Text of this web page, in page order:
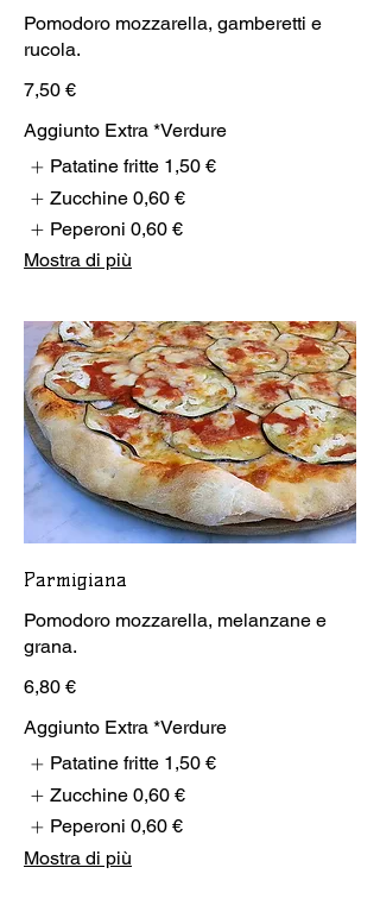
Pomodoro mozzarella, gamberetti e
rucola.
7,50 €
Aggiunto Extra *Verdure
Patatine fritte 1,50 €
Zucchine 0,60 €
Peperoni 0,60 €
Mostra di più
Parmigiana
Pomodoro mozzarella, melanzane e
grana.
6,80 €
Aggiunto Extra *Verdure
Patatine fritte 1,50 €
Zucchine 0,60 €
Peperoni 0,60 €
Mostra di più